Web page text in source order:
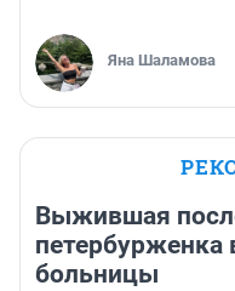
Яна Шаламова
Выжившая
петербурженка
больницы